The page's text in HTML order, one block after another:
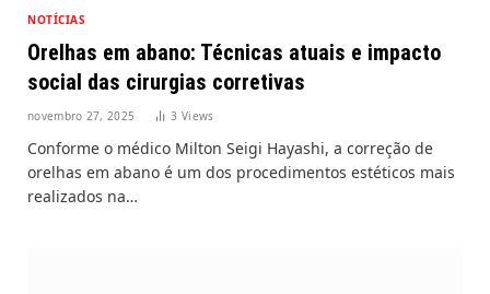
NOTÍCIAS
Orelhas em abano: Técnicas atuais e impacto
social das cirurgias corretivas
novembro 27, 2025 3Views
Conforme o médico Milton Seigi Hayashi, a correção de
orelhas em abano é um dos procedimentos estéticos mais
realizados na…